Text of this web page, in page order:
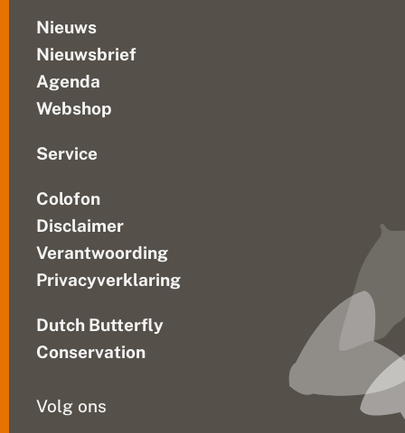
Nieuws
Nieuwsbrief
Agenda
Webshop
Service
Colofon
Disclaimer
Verantwoording
Privacyverklaring
Dutch Butterfly
Conservation
Volg ons